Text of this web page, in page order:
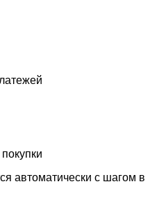
автоматически с шагом в